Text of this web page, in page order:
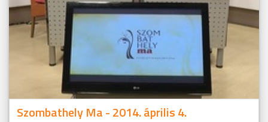
Szombathely Ma - 2014. április 4.